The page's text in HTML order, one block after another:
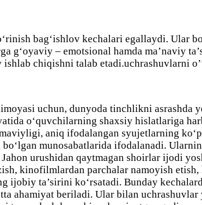
bag‘ishlov kechalari egallaydi. Ular
– emotsional hamda ma’naviy
chiqishni talab etadi.uchrashuvlarni
uchun, dunyoda tinchlikni asrashda
o‘quvchilarning shaxsiy hislatlariga
aniq ifodalangan syujetlarning
munosabatlarida ifodalanadi.
urushidan qaytmagan shoirlar ijodi
kinofilmlardan parchalar namoyish
ta’sirini ko‘rsatadi. Bunday
ahamiyat beriladi. Ular bilan